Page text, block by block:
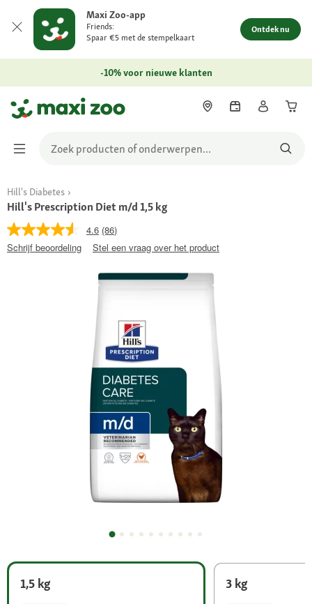
Maxi Zoo-app
Friends:
Spaar €5 met de stempelkaart
Ontdek nu
-10% voor nieuwe klanten
Hill's Diabetes
Hill's Prescription Diet m/d 1,5 kg
4.6 (86)
Schrijf beoordeling
Stel een vraag over het product
1,5 kg 3 kg